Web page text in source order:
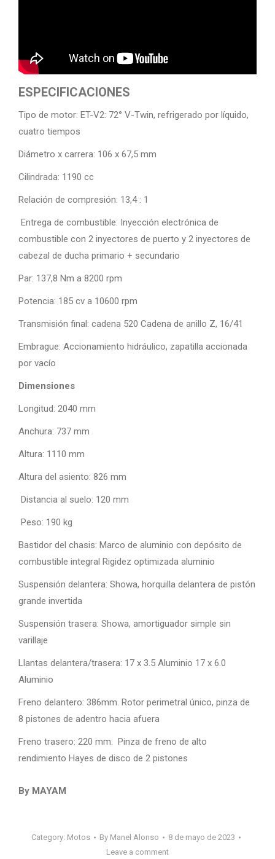
ESPECIFICACIONES
Tipo de motor: ET-V2: 72° V-Twin, refrigerado por líquido,
cuatro tiempos
Diámetro x carrera: 106 x 67,5 mm
Cilindrada: 1190 cc
Relación de compresión: 13,4 : 1
Entrega de combustible: Inyección electrónica de
combustible con 2 inyectores de puerto y 2 inyectores de
cabezal de ducha primario + secundario
Par: 137,8 Nm a 8200 rpm
Potencia: 185 cv a 10600 rpm
Transmisión final: cadena 520 Cadena de anillo Z, 16/41
Embrague: Accionamiento hidráulico, zapatilla accionada
por vacío
Dimensiones
Longitud: 2040 mm
Anchura: 737 mm
Altura: 1110 mm
Altura del asiento: 826 mm
Distancia al suelo: 120 mm
Peso: 190 kg
Bastidor del chasis: Marco de aluminio con depósito de
combustible integral Rigidez optimizada aluminio
Suspensión delantera: Showa, horquilla delantera de pistón
grande invertida
Suspensión trasera: Showa, amortiguador simple sin
varillaje
Llantas delantera/trasera: 17 x 3.5 Aluminio 17 x 6.0
Aluminio
Freno delantero: 386mm. Rotor perimetral único, pinza de
8 pistones de adentro hacia afuera
Freno trasero: 220 mm. Pinza de freno de alto
rendimiento Hayes de disco de 2 pistones
By MAYAM
Category: Motos By Manel Alonso
8 de mayo de 2023
Leave a comment